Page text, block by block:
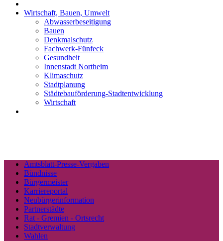
Wirtschaft, Bauen, Umwelt
Abwasserbeseitigung
Bauen
Denkmalschutz
Fachwerk-Fünfeck
Gesundheit
Innenstadt Northeim
Klimaschutz
Stadtplanung
Städtebauförderung-Stadtentwicklung
Wirtschaft
Amtsblatt-Presse-Vergaben
Bündnisse
Bürgermeister
Karriereportal
Neubürgerinformation
Partnerstädte
Rat - Gremien - Ortsrecht
Stadtverwaltung
Wahlen